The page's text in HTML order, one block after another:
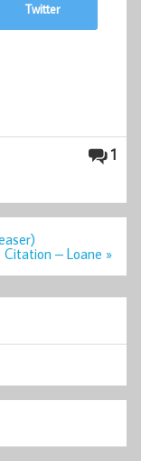
Twitter
1
Citation – Loane »